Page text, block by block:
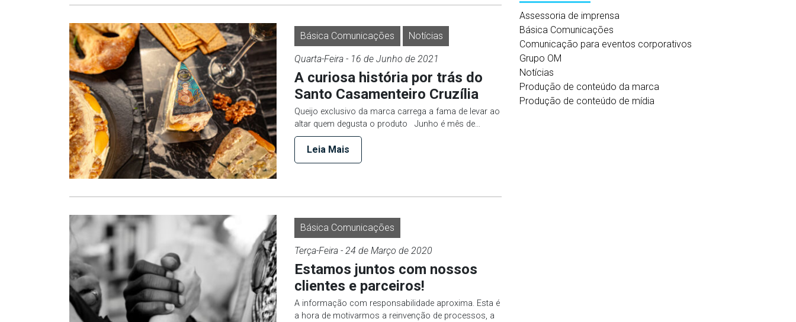
Básica Comunicações Notícias
Quarta-Feira - 16 de Junho de 2021
A curiosa história por trás do
Santo Casamenteiro Cruzília
Queijo exclusivo da marca carrega a fama de levar ao
altar quem degusta o produto Junho é mês de…
Leia Mais
Básica Comunicações
Terça-Feira - 24 de Março de 2020
Estamos juntos com nossos
clientes e parceiros!
A informação com responsabilidade aproxima. Esta é
a hora de motivarmos a reinvenção de processos, a
Assessoria de imprensa
Básica Comunicações
Comunicação para eventos corporativos
Grupo OM
Notícias
Produção de conteúdo da marca
Produção de conteúdo de mídia